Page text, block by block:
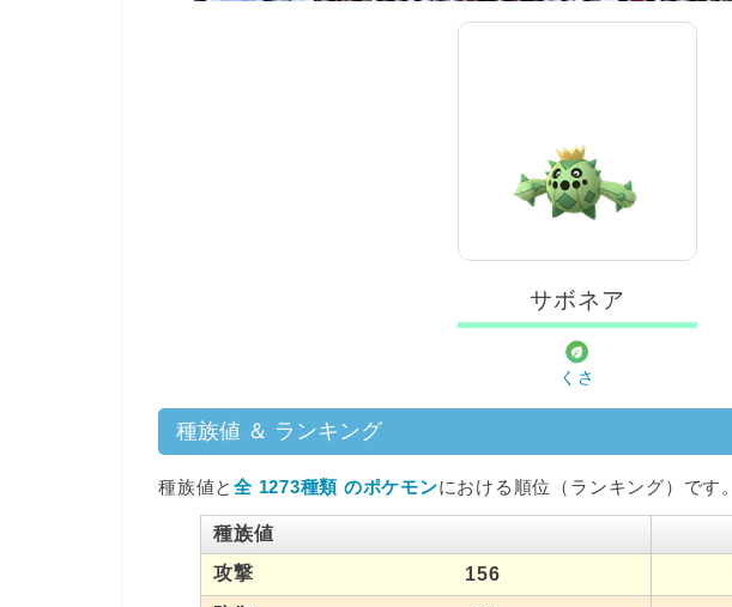
サボネア
くさ
種族値 ＆ ランキング
種族値と全 1273種類 のポケモンにおける順位（ランキング）です。
種族値
攻撃
156